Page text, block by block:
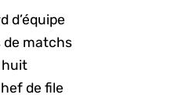
d’équipe
de matchs
huit
de file